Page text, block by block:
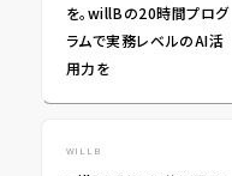
を。willBの20時間プログ
ラムで実務レベルのAI活
用力を
WILLB